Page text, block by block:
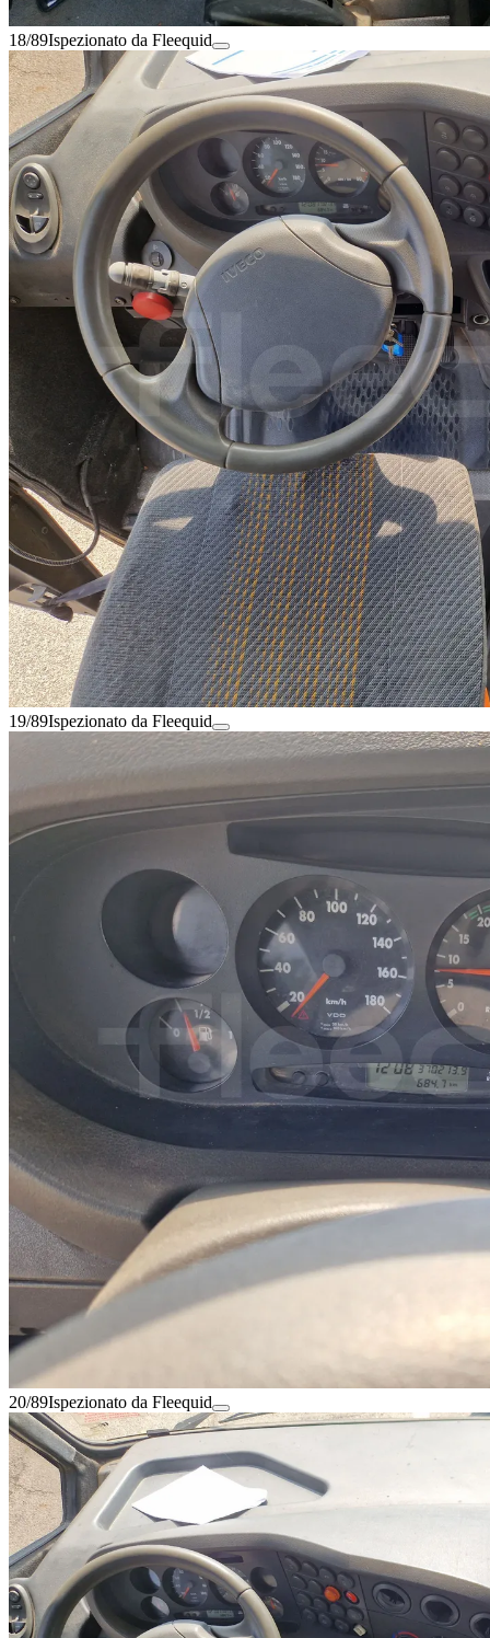
18/89Ispezionato da Fleequid
19/89Ispezionato da Fleequid
20/89Ispezionato da Fleequid